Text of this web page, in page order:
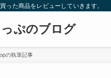
った商品をレビューしていきます。
ぷのブログ
の執筆記事